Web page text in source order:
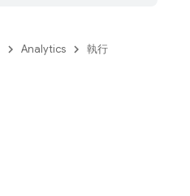
Analytics 執行